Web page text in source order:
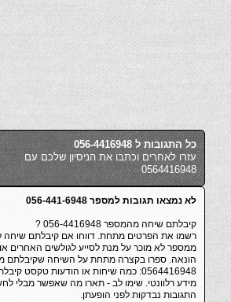
כל התגובות ל 056-4416948
עזרו לאחרים וכתבו את הניסיון שלכם עם
0564416948
לא נמצאו תגובות למספר 056-441-6948
קיבלתם שיחה מהמספר 056-4416948 ?
רשמו את הפרטים מתחת. דווחו אם קיבלתם שיחה
ממספר לא מוכר על מנת לסייע לגולשים האחרים
הונאה. ספרו בקצרה מתחת על השיחה שקיבלתם
0564416948: כמה שיחות או הודעות טקסט
מידע רלוונטי. שימו לב - תארו מה שאפשר מבלי
התגובות נבדקות לפני הופעתן.